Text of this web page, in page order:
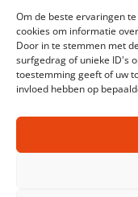
Om de beste ervaringen
cookies om informatie
Door in te stemmen met
surfgedrag of unieke ID's
toestemming geeft of uw
invloed hebben op